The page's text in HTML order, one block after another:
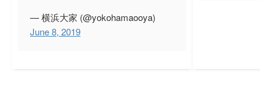
— 横浜大家 (@yokohamaooya)
June 8, 2019